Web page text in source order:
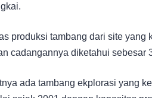
produksi tambang dari site yang
cadangannya diketahui sebesar
ada tambang ekplorasi yang